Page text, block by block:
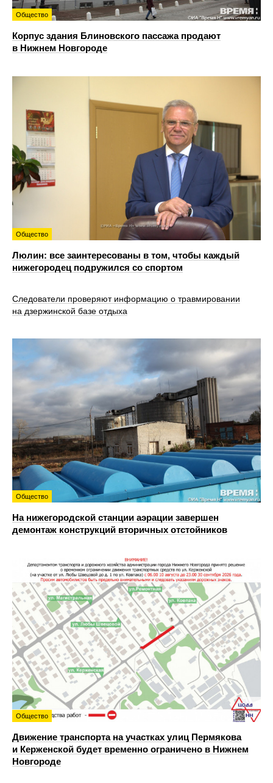
Общество
Корпус здания Блиновского пассажа продают
в Нижнем Новгороде
Общество
Люлин: все заинтересованы в том, чтобы каждый
нижегородец подружился со спортом
Следователи проверяют информацию о травмировании
на дзержинской базе отдыха
Общество
На нижегородской станции аэрации завершен
демонтаж конструкций вторичных отстойников
Общество
Движение транспорта на участках улиц Пермякова
и Керженской будет временно ограничено в Нижнем
Новгороде